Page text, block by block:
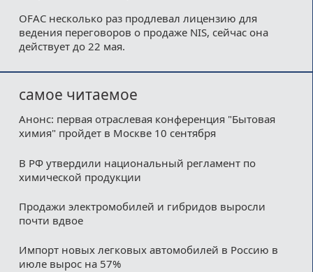
OFAC несколько раз продлевал лицензию для
ведения переговоров о продаже NIS, сейчас она
действует до 22 мая.
самое читаемое
Анонс: первая отраслевая конференция "Бытовая
химия" пройдет в Москве 10 сентября
В РФ утвердили национальный регламент по
химической продукции
Продажи электромобилей и гибридов выросли
почти вдвое
Импорт новых легковых автомобилей в Россию в
июле вырос на 57%